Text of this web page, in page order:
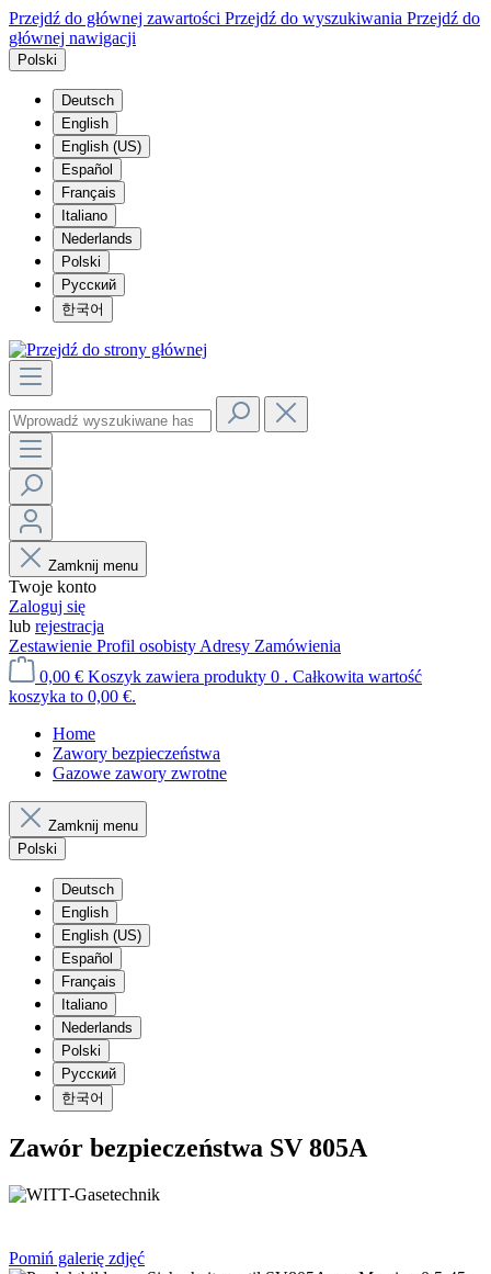
Przejdź do głównej zawartości Przejdź do wyszukiwania Przejdź do
głównej nawigacji
Polski
Deutsch
English
English (US)
Español
Français
Italiano
Nederlands
Polski
Русский
한국어
Zamknij menu
Twoje konto
Zaloguj się
lub rejestracja
Zestawienie Profil osobisty Adresy Zamówienia
0,00 € Koszyk zawiera produkty 0 . Całkowita wartość
koszyka to 0,00 €.
Home
Zawory bezpieczeństwa
Gazowe zawory zwrotne
Zamknij menu
Polski
Deutsch
English
English (US)
Español
Français
Italiano
Nederlands
Polski
Русский
한국어
Zawór bezpieczeństwa SV 805A
Pomiń galerię zdjęć